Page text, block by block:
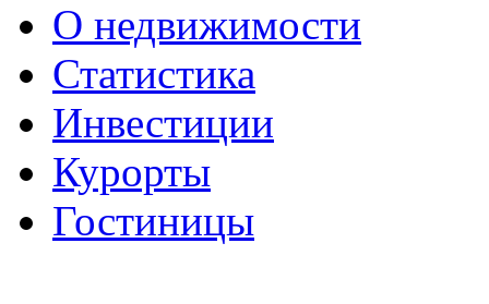
О недвижимости
Статистика
Инвестиции
Курорты
Гостиницы